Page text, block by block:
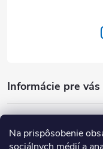
Na prispôsobenie
Informácie pre vás